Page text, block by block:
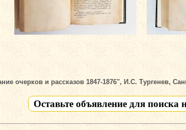
очерков и рассказов 1847-1876", И.С. Тургенев,
Оставьте объявление для поиска